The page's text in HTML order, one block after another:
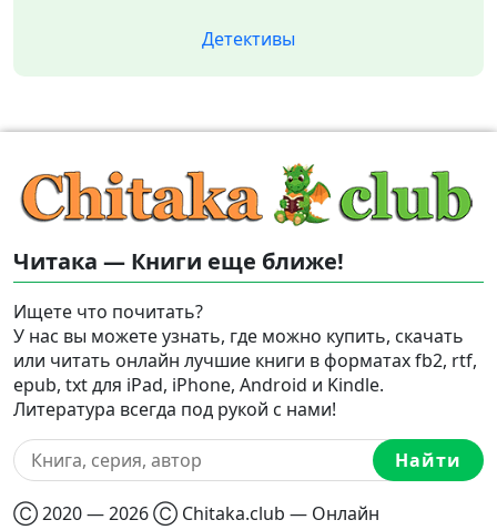
Детективы
Читака — Книги еще ближе!
Ищете что почитать?
У нас вы можете узнать, где можно купить, скачать
или читать онлайн лучшие книги в форматах fb2, rtf,
epub, txt для iPad, iPhone, Android и Kindle.
Литература всегда под рукой с нами!
Найти
Ⓒ 2020 — 2026 Ⓒ Chitaka.club — Онлайн